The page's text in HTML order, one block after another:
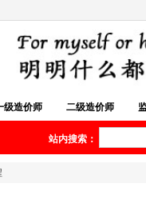
级造价师 二级造价师
站内搜索：